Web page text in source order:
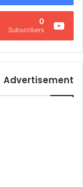
0
Subscribers
Advertisement